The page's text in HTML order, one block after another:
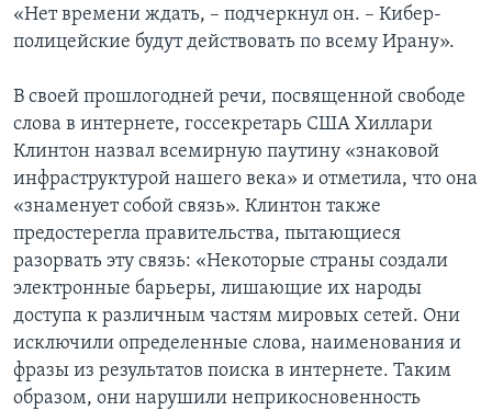
«Нет времени ждать, – подчеркнул он. – Кибер-
полицейские будут действовать по всему Ирану».
В своей прошлогодней речи, посвященной свободе
слова в интернете, госсекретарь США Хиллари
Клинтон назвал всемирную паутину «знаковой
инфраструктурой нашего века» и отметила, что она
«знаменует собой связь». Клинтон также
предостерегла правительства, пытающиеся
разорвать эту связь: «Некоторые страны создали
электронные барьеры, лишающие их народы
доступа к различным частям мировых сетей. Они
исключили определенные слова, наименования и
фразы из результатов поиска в интернете. Таким
образом, они нарушили неприкосновенность